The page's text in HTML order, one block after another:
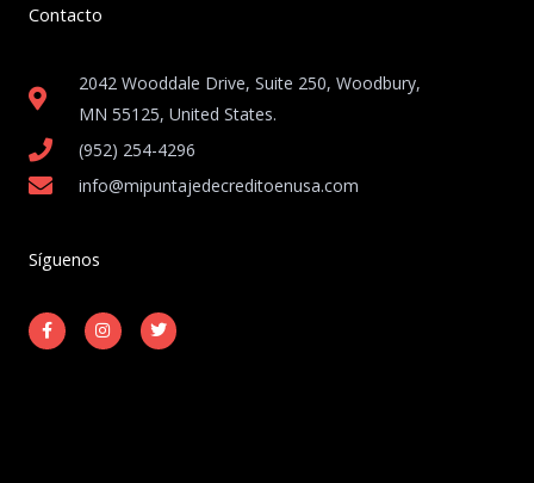
Contacto
2042 Wooddale Drive, Suite 250, Woodbury,
MN 55125, United States​.
(952) 254-4296
info@mipuntajedecreditoenusa.com
Síguenos
F
a
c
I
n
s
T
w
i